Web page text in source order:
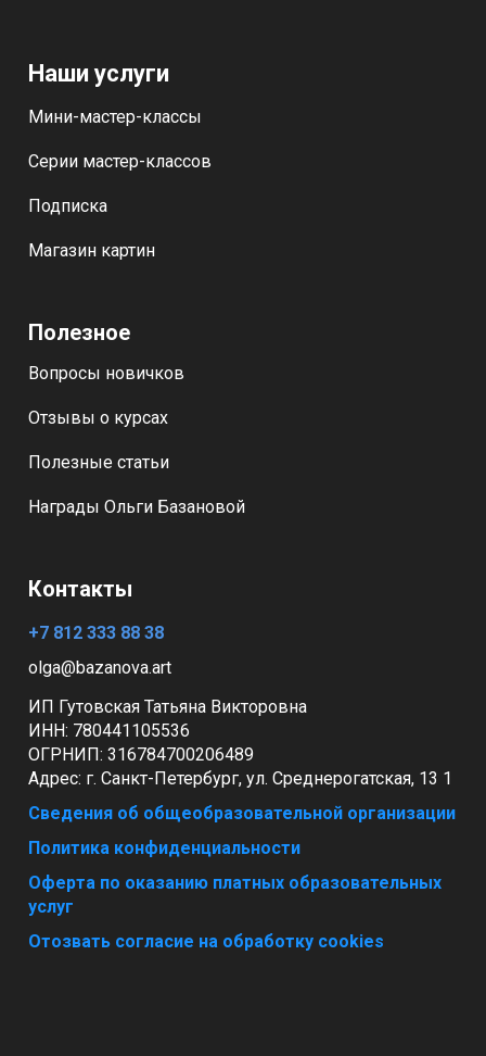
Наши услуги
Мини-мастер-классы
Серии мастер-классов
Подписка
Магазин картин
Полезное
Вопросы новичков
Отзывы о курсах
Полезные статьи
Награды Ольги Базановой
Контакты
+7 812 333 88 38
olga@bazanova.art
ИП Гутовская Татьяна Викторовна
ИНН: 780441105536
ОГРНИП: 316784700206489
Адрес: г. Санкт-Петербург, ул. Среднерогатская, 13 1
Сведения об общеобразовательной организации
Политика конфиденциальности
Оферта по оказанию платных образовательных
услуг
Отозвать согласие на обработку cookies